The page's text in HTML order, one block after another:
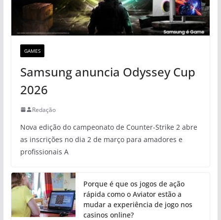
GAMES
Samsung anuncia Odyssey Cup
2026
Redação
Nova edição do campeonato de Counter-Strike 2 abre
as inscrições no dia 2 de março para amadores e
profissionais A
Porque é que os jogos de ação
rápida como o Aviator estão a
mudar a experiência de jogo nos
casinos online?